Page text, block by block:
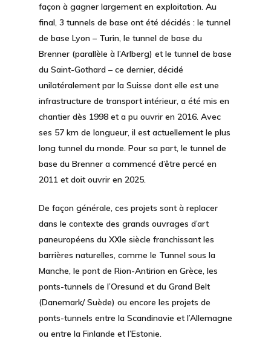
façon à gagner largement en exploitation. Au
final, 3 tunnels de base ont été décidés : le tunnel
de base Lyon – Turin, le tunnel de base du
Brenner (parallèle à l’Arlberg) et le tunnel de base
du Saint-Gothard – ce dernier, décidé
unilatéralement par la Suisse dont elle est une
infrastructure de transport intérieur, a été mis en
chantier dès 1998 et a pu ouvrir en 2016. Avec
ses 57 km de longueur, il est actuellement le plus
long tunnel du monde. Pour sa part, le tunnel de
base du Brenner a commencé d’être percé en
2011 et doit ouvrir en 2025.
De façon générale, ces projets sont à replacer
dans le contexte des grands ouvrages d’art
paneuropéens du XXIe siècle franchissant les
barrières naturelles, comme le Tunnel sous la
Manche, le pont de Rion-Antirion en Grèce, les
ponts-tunnels de l’Oresund et du Grand Belt
(Danemark/ Suède) ou encore les projets de
ponts-tunnels entre la Scandinavie et l’Allemagne
ou entre la Finlande et l’Estonie.